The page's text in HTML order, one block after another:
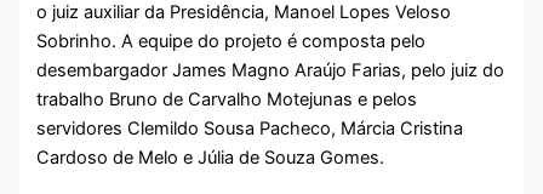
o juiz auxiliar da Presidência, Manoel Lopes Veloso
Sobrinho. A equipe do projeto é composta pelo
desembargador James Magno Araújo Farias, pelo juiz do
trabalho Bruno de Carvalho Motejunas e pelos
servidores Clemildo Sousa Pacheco, Márcia Cristina
Cardoso de Melo e Júlia de Souza Gomes.